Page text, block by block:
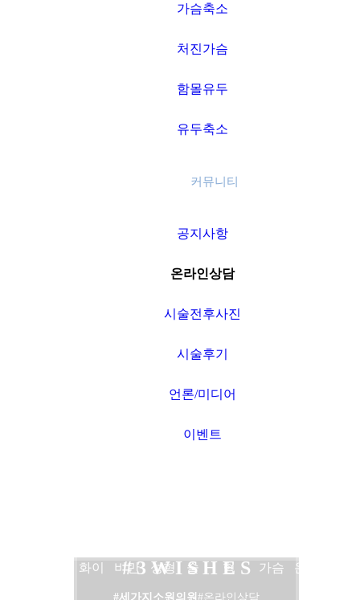
가슴축소
처진가슴
함몰유두
유두축소
커뮤니티
공지사항
온라인상담
시술전후사진
시술후기
언론/미디어
이벤트
화이 비만 성형 술 형 가슴 온라
# 3 W I S H E S
#세가지소원의원 #온라인상담